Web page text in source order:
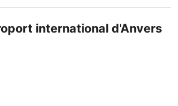
international d'Anvers